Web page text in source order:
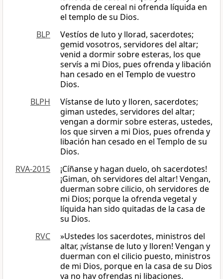
ofrenda de cereal ni ofrenda líquida en
el templo de su Dios.
BLP
Vestíos de luto y llorad, sacerdotes;
gemid vosotros, servidores del altar;
venid a dormir sobre esteras, los que
servís a mi Dios, pues ofrenda y libación
han cesado en el Templo de vuestro
Dios.
BLPH
Vístanse de luto y lloren, sacerdotes;
giman ustedes, servidores del altar;
vengan a dormir sobre esteras, ustedes,
los que sirven a mi Dios, pues ofrenda y
libación han cesado en el Templo de su
Dios.
RVA-2015
¡Cíñanse y hagan duelo, oh sacerdotes!
¡Giman, oh servidores del altar! Vengan,
duerman sobre cilicio, oh servidores de
mi Dios; porque la ofrenda vegetal y
líquida han sido quitadas de la casa de
su Dios.
RVC
»Ustedes los sacerdotes, ministros del
altar, ¡vístanse de luto y lloren! Vengan y
duerman con el cilicio puesto, ministros
de mi Dios, porque en la casa de su Dios
ya no hay ofrendas ni libaciones.